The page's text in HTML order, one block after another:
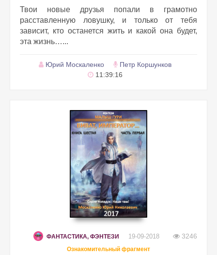
Твои новые друзья попали в грамотно
расставленную ловушку, и только от тебя
зависит, кто останется жить и какой она будет,
эта жизнь…...
Юрий Москаленко
Петр Коршунков
11:39:16
ФАНТАСТИКА, ФЭНТЕЗИ 19-09-2018 3246
Ознакомительный фрагмент